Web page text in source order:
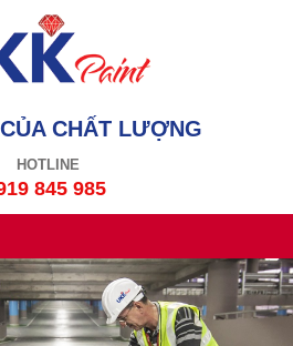
CHẤT LƯỢNG
HOTLINE
845 985